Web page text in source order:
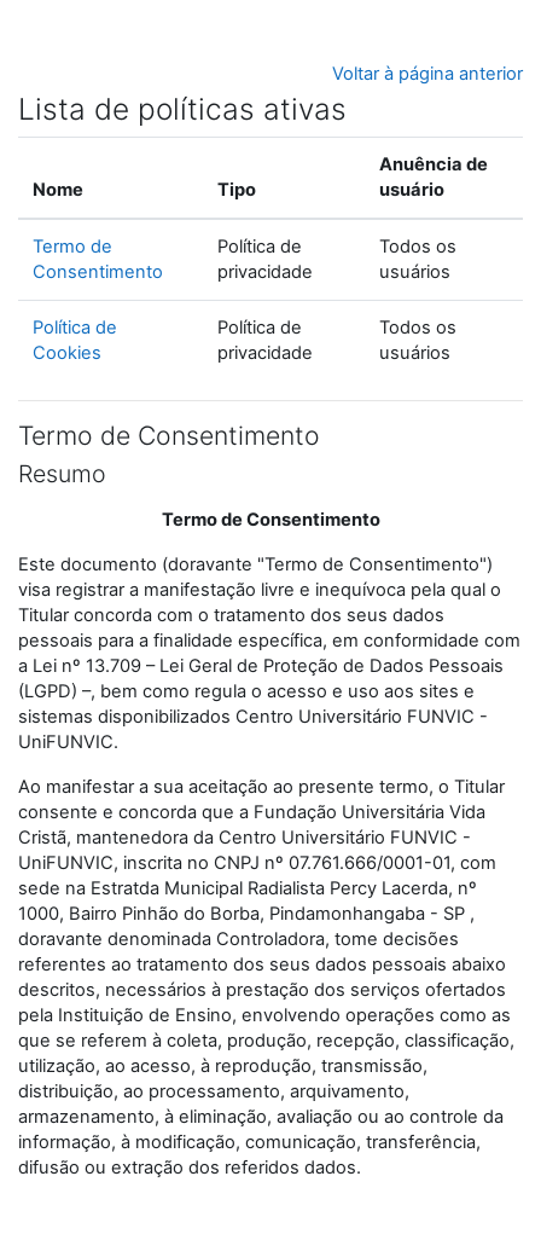
Voltar à página anterior
Lista de políticas ativas
Nome Tipo
Anuência de
usuário
Termo de
Consentimento
Política de
privacidade
Todos os
usuários
Política de
Cookies
Política de
privacidade
Todos os
usuários
Termo de Consentimento
Resumo
Termo de Consentimento
Este documento (doravante "Termo de Consentimento")
visa registrar a manifestação livre e inequívoca pela qual o
Titular concorda com o tratamento dos seus dados
pessoais para a finalidade específica, em conformidade com
a Lei nº 13.709 – Lei Geral de Proteção de Dados Pessoais
(LGPD) –, bem como regula o acesso e uso aos sites e
sistemas disponibilizados Centro Universitário FUNVIC -
UniFUNVIC.
Ao manifestar a sua aceitação ao presente termo, o Titular
consente e concorda que a Fundação Universitária Vida
Cristã, mantenedora da Centro Universitário FUNVIC -
UniFUNVIC, inscrita no CNPJ nº 07.761.666/0001-01, com
sede na Estratda Municipal Radialista Percy Lacerda, nº
1000, Bairro Pinhão do Borba, Pindamonhangaba - SP ,
doravante denominada Controladora, tome decisões
referentes ao tratamento dos seus dados pessoais abaixo
descritos, necessários à prestação dos serviços ofertados
pela Instituição de Ensino, envolvendo operações como as
que se referem à coleta, produção, recepção, classificação,
utilização, ao acesso, à reprodução, transmissão,
distribuição, ao processamento, arquivamento,
armazenamento, à eliminação, avaliação ou ao controle da
informação, à modificação, comunicação, transferência,
difusão ou extração dos referidos dados.